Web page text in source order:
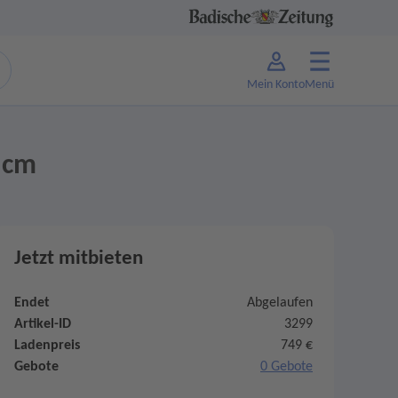
Mein KontoMenü
Jetzt mitbieten
Endet
Abgelaufen
Artikel-ID
3299
Ladenpreis
749 €
Gebote
0 Gebote